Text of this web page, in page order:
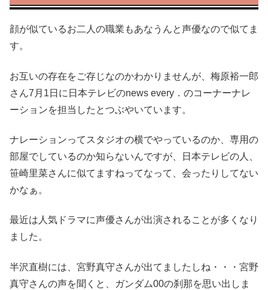
顔が似ているお二人の職業もあなうんと声優なので似てま
す。
お互いの存在をご存じなのかわかりませんが、梅原裕一郎
さん7月1日に日本テレビのnews every．のコーナーナレ
ーションを担当したとつぶやいています。
ナレーションってスタジオの横でやっているのか、専用の
部屋でしているのか知らないんですが、日本テレビの人、
笹崎里菜さんに似てますねってなって、会ったりしてない
かなぁ。
最近は人気ドラマに声優さんが出演されることが多くなり
ました。
半沢直樹には、宮野真守さんが出てましたしね・・・宮野
真守さんの声を聞くと、ガンダム00の刹那を思い出しま